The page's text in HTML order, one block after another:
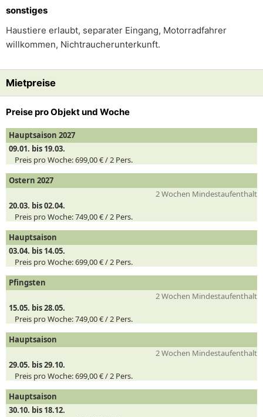
sonstiges
Haustiere erlaubt, separater Eingang, Motorradfahrer
willkommen, Nichtraucherunterkunft.
Mietpreise
Preise pro Objekt und Woche
Hauptsaison 2027
09.01. bis 19.03.
Preis pro Woche:699,00 € /2 Pers.
Ostern 2027
2 Wochen Mindestaufenthalt
20.03. bis 02.04.
Preis pro Woche:749,00 € /2 Pers.
Hauptsaison
03.04. bis 14.05.
Preis pro Woche:699,00 € /2 Pers.
Pfingsten
2 Wochen Mindestaufenthalt
15.05. bis 28.05.
Preis pro Woche:749,00 € /2 Pers.
Hauptsaison
2 Wochen Mindestaufenthalt
29.05. bis 29.10.
Preis pro Woche:699,00 € /2 Pers.
Hauptsaison
30.10. bis 18.12.